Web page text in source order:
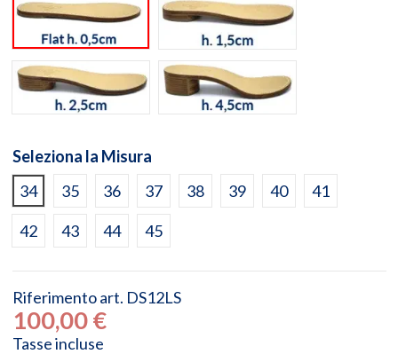
flat h. 0,5cm
h. 1,5cm
h. 2,5cm h. 4,5cm
Seleziona la Misura
34
35 36 37 38 39 40 41
42 43 44 45
Riferimento art. DS12LS
100,00 €
Tasse incluse